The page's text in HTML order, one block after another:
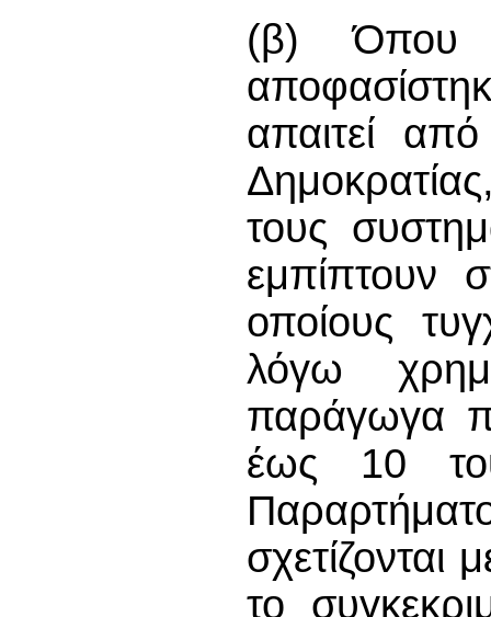
(β) Όπου
απαιτεί
τους
εμπίπτουν
οποίους
λόγω
παράγωγα
έως 10
το